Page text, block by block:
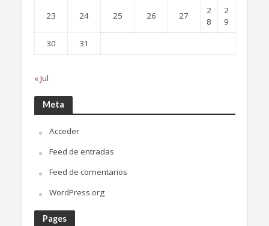
23 24 25 26 27
2
8
2
9
30
31
« Jul
Meta
Acceder
Feed de entradas
Feed de comentarios
WordPress.org
Pages